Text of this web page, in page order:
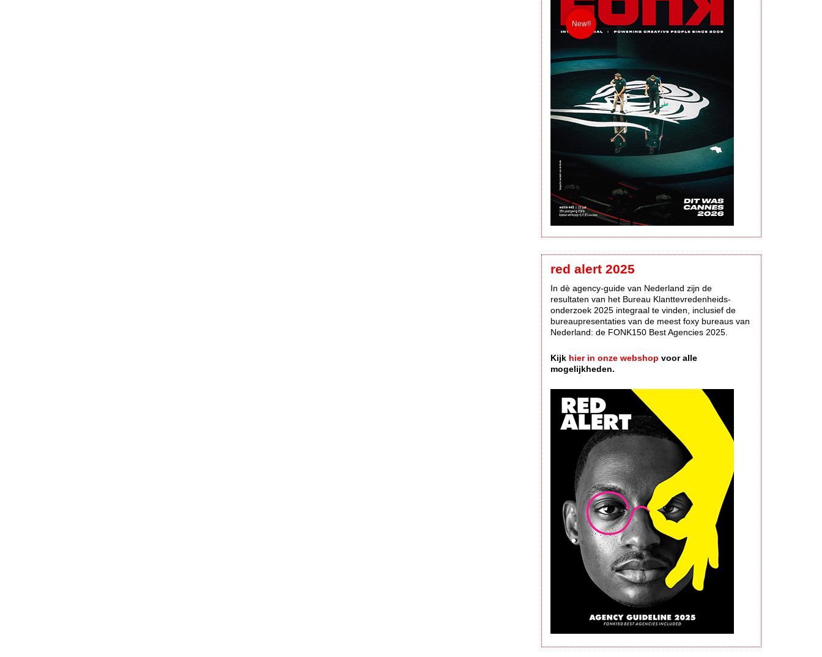
red alert 2025
In dè agency-guide van Nederland zijn de
resultaten van het Bureau Klanttevredenheids-
onderzoek 2025 integraal te vinden, inclusief de
bureaupresentaties van de meest foxy bureaus van
Nederland: de FONK150 Best Agencies 2025.
Kijk hier in onze webshop voor alle
mogelijkheden.